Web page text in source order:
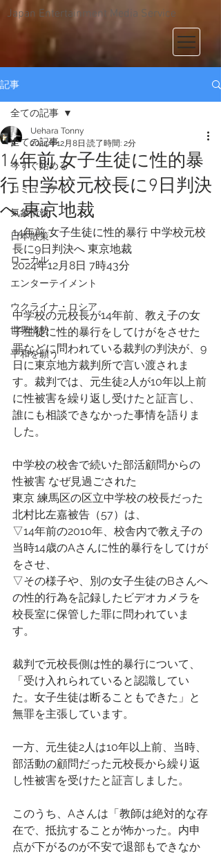
Japan Entertainment Media Service
記事
全ての記事
今すぐ始める
コミュニティ
気象情報
日本散策
ローカル
エンターテイメント
ウクライナ・ロシア
世界情勢
平和を願う
全ての記事
14年前 女子生徒に性的暴
行 中学校元校長に9日判決
へ 東京地裁
Uehara Tonny
2024年12月8日 読了時間: 2分
14年前 女子生徒に性的暴行 中学校元校
長に9日判決へ 東京地裁
2024年12月8日 7時43分
中学校の元校長が14年前、教え子の女
子生徒に性的暴行をしてけがをさせた
罪などに問われている裁判の判決が、9
日に東京地方裁判所で言い渡されま
す。裁判では、元生徒2人が10年以上前
に性被害を繰り返し受けたと証言し、
誰にも相談できなかった事情を語りま
した。
中学校の校舎で続いた部活顧問からの
性被害 なぜ見過ごされた
東京 練馬区の区立中学校の校長だった
北村比左嘉被告（57）は、
▽14年前の2010年、校舎内で教え子の
当時14歳のAさんに性的暴行をしてけが
をさせ、
▽その様子や、別の女子生徒のBさんへ
の性的行為を記録したビデオカメラを
校長室に保管した罪に問われていま
す。
裁判で元校長側は性的暴行について、
「受け入れられていると認識してい
た。女子生徒は断ることもできた」と
無罪を主張しています。
一方、元生徒2人は10年以上前、当時、
部活動の顧問だった元校長から繰り返
し性被害を受けたと証言しました。
このうち、Aさんは「教師は絶対的な存
在で、抵抗することが怖かった。内申
点が下がるのが不安で退部もできなか